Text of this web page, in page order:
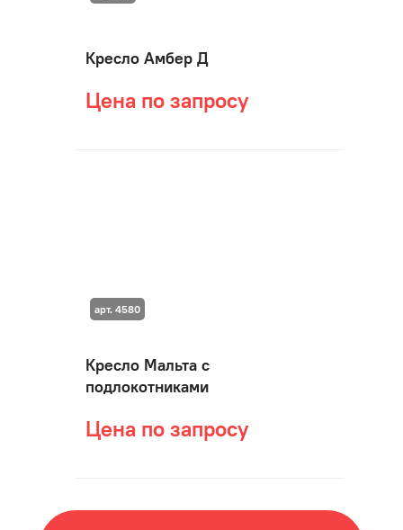
Кресло Амбер Д
Цена по запросу
Кресло Мальта с
подлокотниками
Цена по запросу
арт. 4580